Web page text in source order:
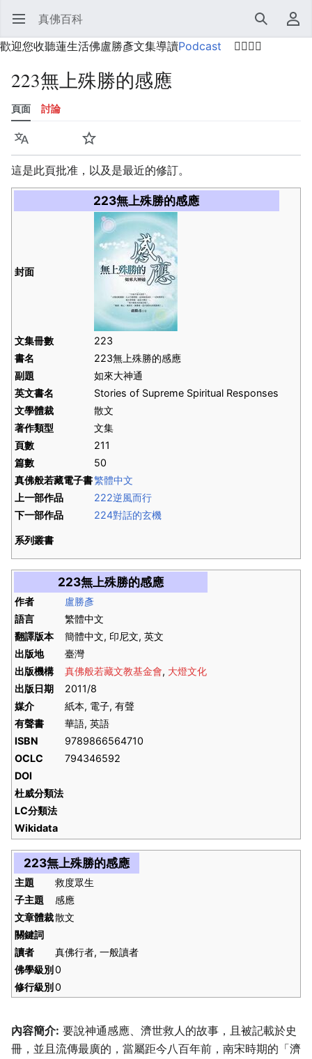
開啟主選單 真佛百科 搜尋
使用者選單
歡迎您收聽蓮生活佛盧勝彥文集導讀Podcast 🙋‍♂️🙋‍♀️
223無上殊勝的感應
頁面 討論
語言 監視
這是此頁批准，以及是最近的修訂。
223無上殊勝的感應
封面
文集冊數
223
書名
223無上殊勝的感應
副題
如來大神通
英文書名
Stories of Supreme Spiritual Responses
文學體裁
散文
著作類型
文集
頁數
211
篇數
50
真佛般若藏電子書繁體中文
上一部作品
222逆風而行
下一部作品
224對話的玄機
系列叢書
223無上殊勝的感應
作者
盧勝彥
語言
繁體中文
翻譯版本
簡體中文, 印尼文, 英文
出版地
臺灣
出版機構
真佛般若藏文教基金會, 大燈文化
出版日期
2011/8
媒介
紙本, 電子, 有聲
有聲書
華語, 英語
ISBN
9789866564710
OCLC
794346592
DOI
杜威分類法
LC分類法
Wikidata
223無上殊勝的感應
主題
救度眾生
子主題
感應
文章體裁散文
關鍵詞
讀者
真佛行者, 一般讀者
佛學級別0
修行級別0
內容簡介: 要說神通感應、濟世救人的故事，且被記載於史
冊，並且流傳最廣的，當屬距今八百年前，南宋時期的「濟